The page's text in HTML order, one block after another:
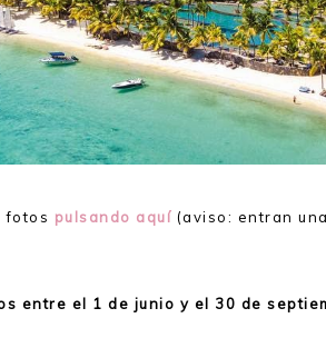
fotos pulsando aquí (aviso: entran
entre el 1 de junio y el 30 de